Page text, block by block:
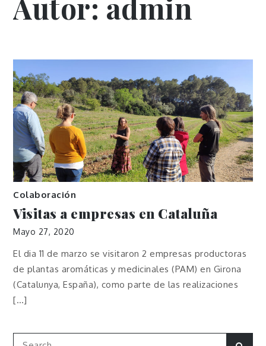
Colaboración
Visitas a empresas en Cataluña
Mayo 27, 2020
El dia 11 de marzo se visitaron 2 empresas productoras
de plantas aromáticas y medicinales (PAM) en Girona
(Catalunya, España), como parte de las realizaciones
[…]
Search